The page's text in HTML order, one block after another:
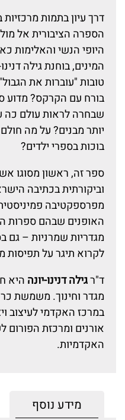
דרך עיון בתמות
הספרה הציבורית אל
היופי הנשי והאלימות
המינים, בוחנת גילה
טובות "עוברות את
בורח עם הקרקס? מדוע
שבחרה לראות עולם כה
יותר מבנים? על מה
בוכות בספרי ילדים?
ספר זה, ראשון מסוגו
וביקורתית בכתיבה
מפרספקטיבה
האופנים שבהם ספרות
מגדריות שמרניות –
לקרוא תיגר על תפיסות
ד"רגילה דנינו-יונה היא
מגדר וחינוך. משמשת
במרכז האקדמי לעיצוב
אורנים ומרכזת הפורום
האקדמיות.
מידע נוסף